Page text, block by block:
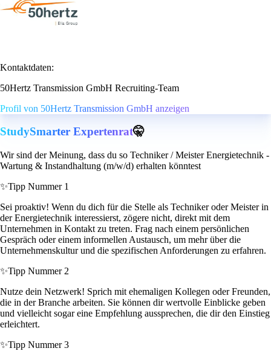
Kontaktdaten:
50Hertz Transmission GmbH Recruiting-Team
Profil von 50Hertz Transmission GmbH anzeigen
StudySmarter Expertenrat🤫
Wir sind der Meinung, dass du so Techniker / Meister Energietechnik -
Wartung & Instandhaltung (m/w/d) erhalten könntest
✨Tipp Nummer 1
Sei proaktiv! Wenn du dich für die Stelle als Techniker oder Meister in
der Energietechnik interessierst, zögere nicht, direkt mit dem
Unternehmen in Kontakt zu treten. Frag nach einem persönlichen
Gespräch oder einem informellen Austausch, um mehr über die
Unternehmenskultur und die spezifischen Anforderungen zu erfahren.
✨Tipp Nummer 2
Nutze dein Netzwerk! Sprich mit ehemaligen Kollegen oder Freunden,
die in der Branche arbeiten. Sie können dir wertvolle Einblicke geben
und vielleicht sogar eine Empfehlung aussprechen, die dir den Einstieg
erleichtert.
✨Tipp Nummer 3